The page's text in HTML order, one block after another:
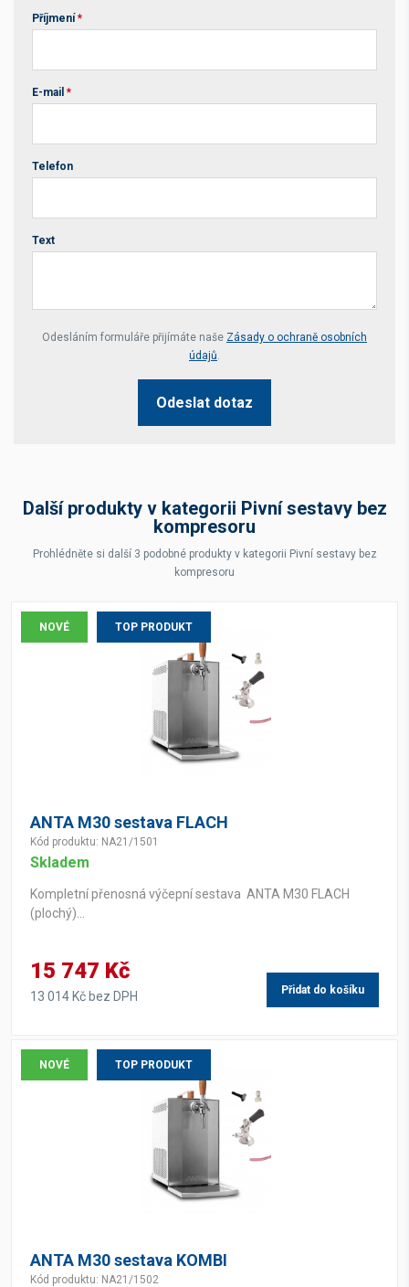
Příjmení *
E-mail *
Telefon
Text
Your website *
Odesláním formuláře přijímáte naše Zásady o ochraně osobních
údajů.
Odeslat dotaz
Další produkty v kategorii Pivní sestavy bez
kompresoru
Prohlédněte si další 3 podobné produkty v kategorii Pivní sestavy bez
kompresoru
NOVÉ TOP PRODUKT
ANTA M30 sestava FLACH
Kód produktu: NA21/1501
Skladem
Kompletní přenosná výčepní sestava ANTA M30 FLACH
(plochý)...
15 747 Kč
13 014 Kč bez DPH Přidat do košíku
NOVÉ TOP PRODUKT
ANTA M30 sestava KOMBI
Kód produktu: NA21/1502